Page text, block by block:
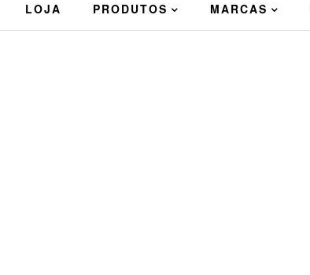
LOJA PRODUTOS MARCAS